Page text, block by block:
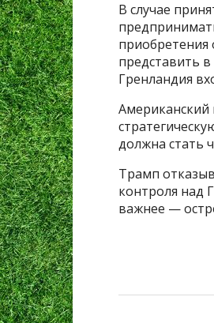
В случае
приобретения
представить
Гренландия
Американский
должна стать
Трамп
контроля над
важнее —